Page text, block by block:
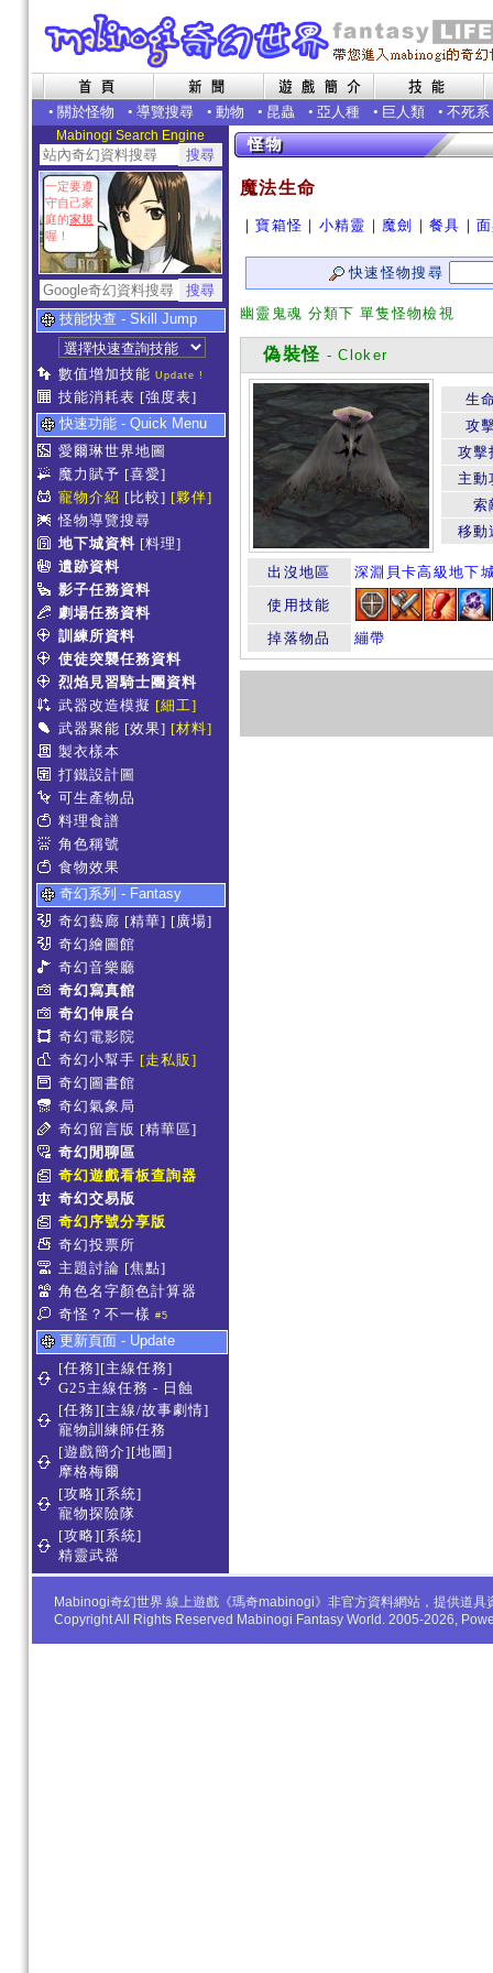
• 關於怪物 • 導覽搜尋 • 動物 • 昆蟲 • 亞人種 • 巨人類 • 不死系
Mabinogi Search Engine
一定要遵
守自己家
庭的家規
喔！
技能快查 - Skill Jump
數值增加技能 Update !
技能消耗表 [強度表]
快速功能 - Quick Menu
愛爾琳世界地圖
魔力賦予 [喜愛]
寵物介紹 [比較] [夥伴]
怪物導覽搜尋
地下城資料 [料理]
遺跡資料
影子任務資料
劇場任務資料
訓練所資料
使徒突襲任務資料
烈焰見習騎士團資料
武器改造模擬 [細工]
武器聚能 [效果] [材料]
製衣樣本
打鐵設計圖
可生產物品
料理食譜
角色稱號
食物效果
奇幻系列 - Fantasy
奇幻藝廊 [精華] [廣場]
奇幻繪圖館
奇幻音樂廳
奇幻寫真館
奇幻伸展台
奇幻電影院
奇幻小幫手 [走私販]
奇幻圖書館
奇幻氣象局
奇幻留言版 [精華區]
奇幻閒聊區
奇幻遊戲看板查詢器
奇幻交易版
奇幻序號分享版
奇幻投票所
主題討論 [焦點]
角色名字顏色計算器
奇怪？不一樣 #5
更新頁面 - Update
[任務][主線任務]
G25主線任務 - 日蝕
[任務][主線/故事劇情]
寵物訓練師任務
[遊戲簡介][地圖]
摩格梅爾
[攻略][系統]
寵物探險隊
[攻略][系統]
精靈武器
魔法生命
｜寶箱怪 ｜ 小精靈 ｜ 魔劍 ｜餐具 ｜
快速怪物搜尋
幽靈鬼魂 分類下 單隻怪物檢視
偽裝怪 - Cloker
生
攻
攻擊
主動
索
移動
出沒地區
深淵貝卡高級地下
使用技能
掉落物品
繃帶
Mabinogi奇幻世界 線上遊戲《瑪奇mabinogi》非官方資料網站，提供道
Copyright All Rights Reserved Mabinogi Fantasy World. 2005-2026,